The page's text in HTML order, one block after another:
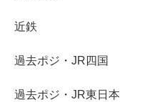
近鉄
過去ポジ・JR四国
過去ポジ・JR東日本